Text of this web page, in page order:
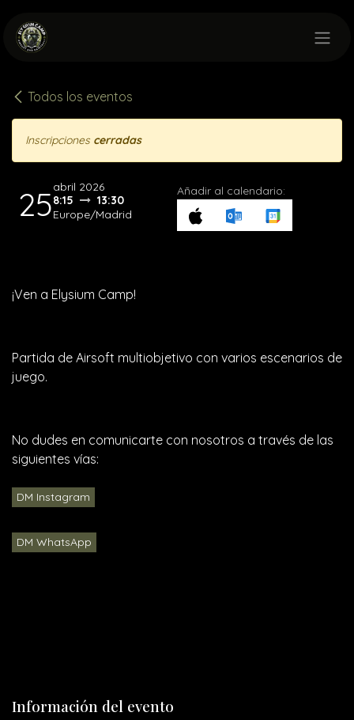
Todos los eventos
Inscripciones cerradas
25abril 2026
8:15
13:30
Europe/Madrid
Añadir al calendario:
¡Ven a Elysium Camp!
Partida de Airsoft multiobjetivo con varios escenarios de
juego.
No dudes en comunicarte con nosotros a través de las
siguientes vías:
DM Instagram
DM WhatsApp
Información del evento